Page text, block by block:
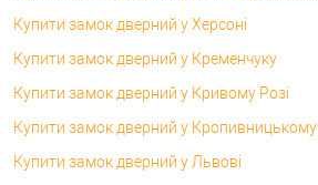
Купити замок дверний у Херсоні
Купити замок дверний у Кременчуку
Купити замок дверний у Кривому Розі
Купити замок дверний у Кропивницькому
Купити замок дверний у Львові